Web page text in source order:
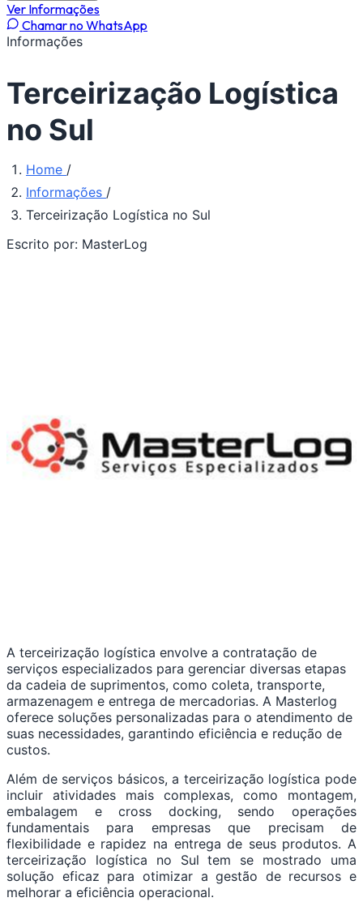
Ver Informações
Chamar no WhatsApp
Informações
Terceirização Logística
no Sul
Home /
Informações /
Terceirização Logística no Sul
Escrito por: MasterLog
A terceirização logística envolve a contratação de
serviços especializados para gerenciar diversas etapas
da cadeia de suprimentos, como coleta, transporte,
armazenagem e entrega de mercadorias. A Masterlog
oferece soluções personalizadas para o atendimento de
suas necessidades, garantindo eficiência e redução de
custos.
Além de serviços básicos, a terceirização logística pode
incluir atividades mais complexas, como montagem,
embalagem e cross docking, sendo operações
fundamentais para empresas que precisam de
flexibilidade e rapidez na entrega de seus produtos. A
terceirização logística no Sul tem se mostrado uma
solução eficaz para otimizar a gestão de recursos e
melhorar a eficiência operacional.